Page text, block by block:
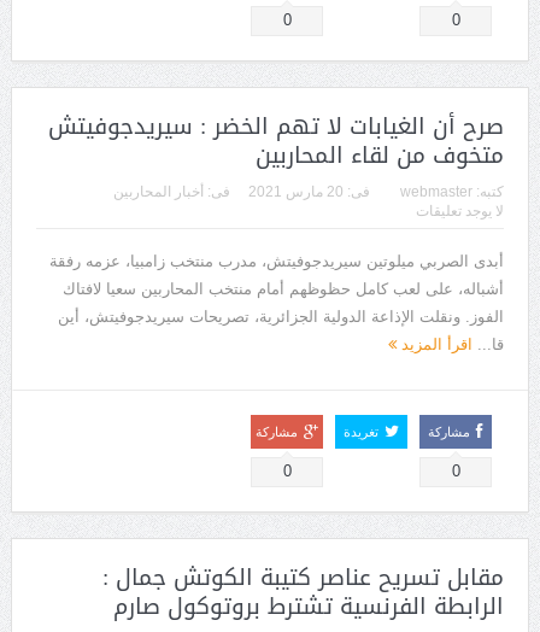
0
0
صرح أن الغيابات لا تهم الخضر : سيريدجوفيتش
متخوف من لقاء المحاربين
كتبه: webmaster فى: 20 مارس 2021 فى: أخبار المحاربين
لا يوجد تعليقات
أبدى الصربي ميلوتين سيريدجوفيتش، مدرب منتخب زامبيا، عزمه رفقة
أشباله، على لعب كامل حظوظهم أمام منتخب المحاربين سعيا لافتاك
الفوز. ونقلت الإذاعة الدولية الجزائرية، تصريحات سيريدجوفيتش، أين
قا...
اقرأ المزيد
مشاركة
0
تغريدة مشاركة
0
مقابل تسريح عناصر كتيبة الكوتش جمال :
الرابطة الفرنسية تشترط بروتوكول صارم